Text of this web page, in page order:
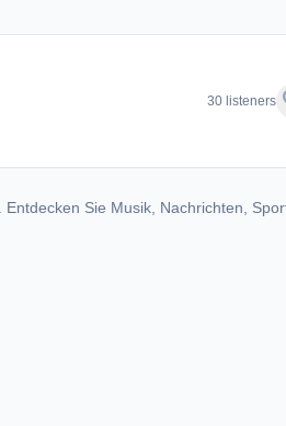
30 listeners
Sie Musik, Nachrichten,